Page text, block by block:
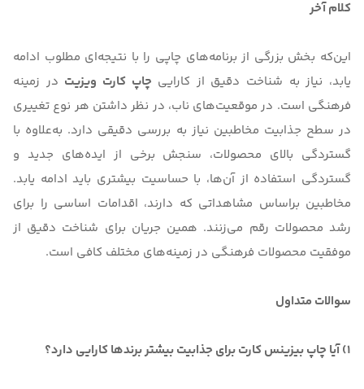
کلام آخر
این‌که بخش بزرگی از برنامه‌‌های چاپی را با نتیجه‌ای مطلوب ادامه
یابد، نیاز به شناخت دقیق از کارایی چاپ کارت ویزیت در زمینه
فرهنگی است. در موقعیت‌های ناب، در نظر داشتن هر نوع تغییری
در سطح جذابیت مخاطبین نیاز به بررسی دقیقی دارد. به‌علاوه با
گستردگی بالای محصولات، سنجش برخی از ایده‌‌های جدید و
گستردگی استفاده از آن‌ها، با حساسیت بیشتری باید ادامه یابد.
مخاطبین براساس مشاهداتی که دارند، اقدامات اساسی را برای
رشد محصولات رقم می‌زنند. همین جریان برای شناخت دقیق از
موفقیت محصولات فرهنگی در زمینه‌های مختلف کافی است.
سوالات متداول
1) آیا چاپ بیزینس کارت برای جذابیت بیشتر برندها کارایی دارد؟